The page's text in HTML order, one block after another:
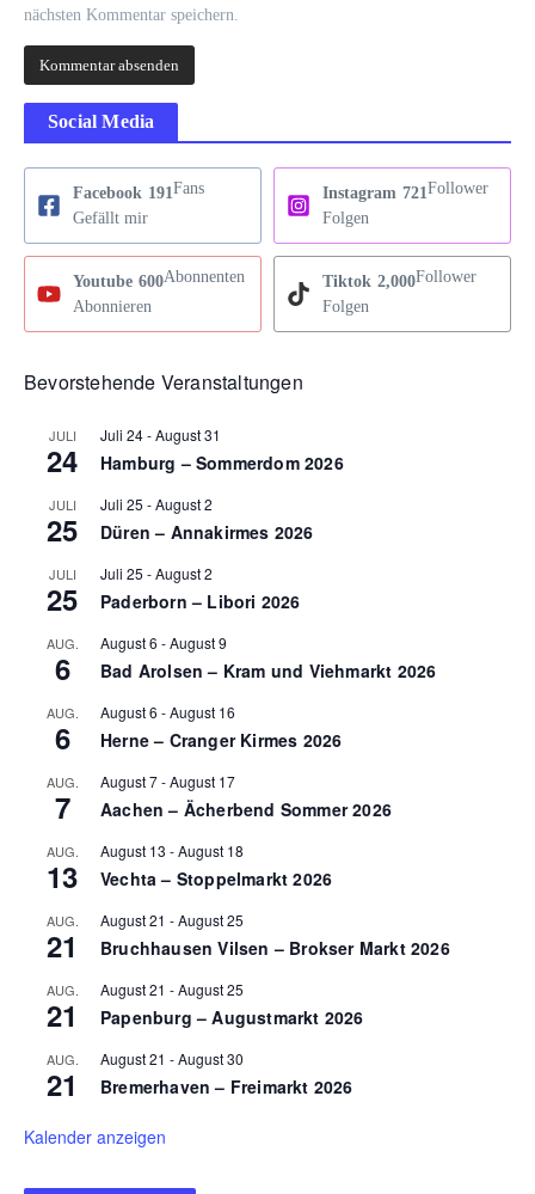
nächsten Kommentar speichern.
Social Media
Facebook 191 Fans
Gefällt mir
Instagram 721 Follower
Folgen
Youtube 600Abonnenten
Abonnieren
Tiktok 2,000Follower
Folgen
Bevorstehende Veranstaltungen
JULI
24
Juli 24-August 31
Hamburg – Sommerdom 2026
JULI
25
Juli 25 -August 2
Düren – Annakirmes 2026
JULI
25
Juli 25 -August 2
Paderborn – Libori 2026
AUG.
6
August 6 -August 9
Bad Arolsen – Kram und Viehmarkt 2026
AUG.
6
August 6 -August 16
Herne – Cranger Kirmes 2026
AUG.
7
August 7-August 17
Aachen – Ächerbend Sommer 2026
AUG.
13
August 13 -August 18
Vechta – Stoppelmarkt 2026
AUG.
21
August 21 -August 25
Bruchhausen Vilsen – Brokser Markt 2026
AUG.
21
August 21 -August 25
Papenburg – Augustmarkt 2026
AUG.
21
August 21 -August 30
Bremerhaven – Freimarkt 2026
Kalender anzeigen